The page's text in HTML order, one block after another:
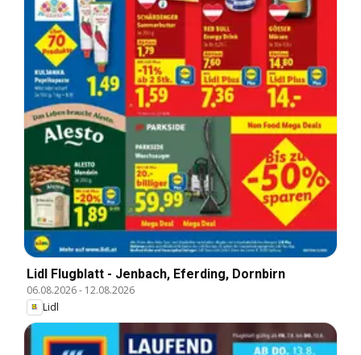
Lidl Flugblatt - Jenbach, Eferding, Dornbirn
06.08.2026- 12.08.2026
Lidl